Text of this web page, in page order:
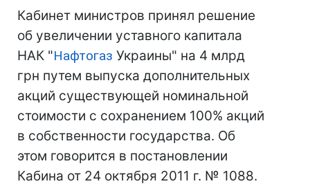
Кабинет министров принял решение
об увеличении уставного капитала
НАК "Нафтогаз Украины" на 4 млрд
грн путем выпуска дополнительных
акций существующей номинальной
стоимости с сохранением 100% акций
в собственности государства. Об
этом говорится в постановлении
Кабина от 24 октября 2011 г. № 1088.